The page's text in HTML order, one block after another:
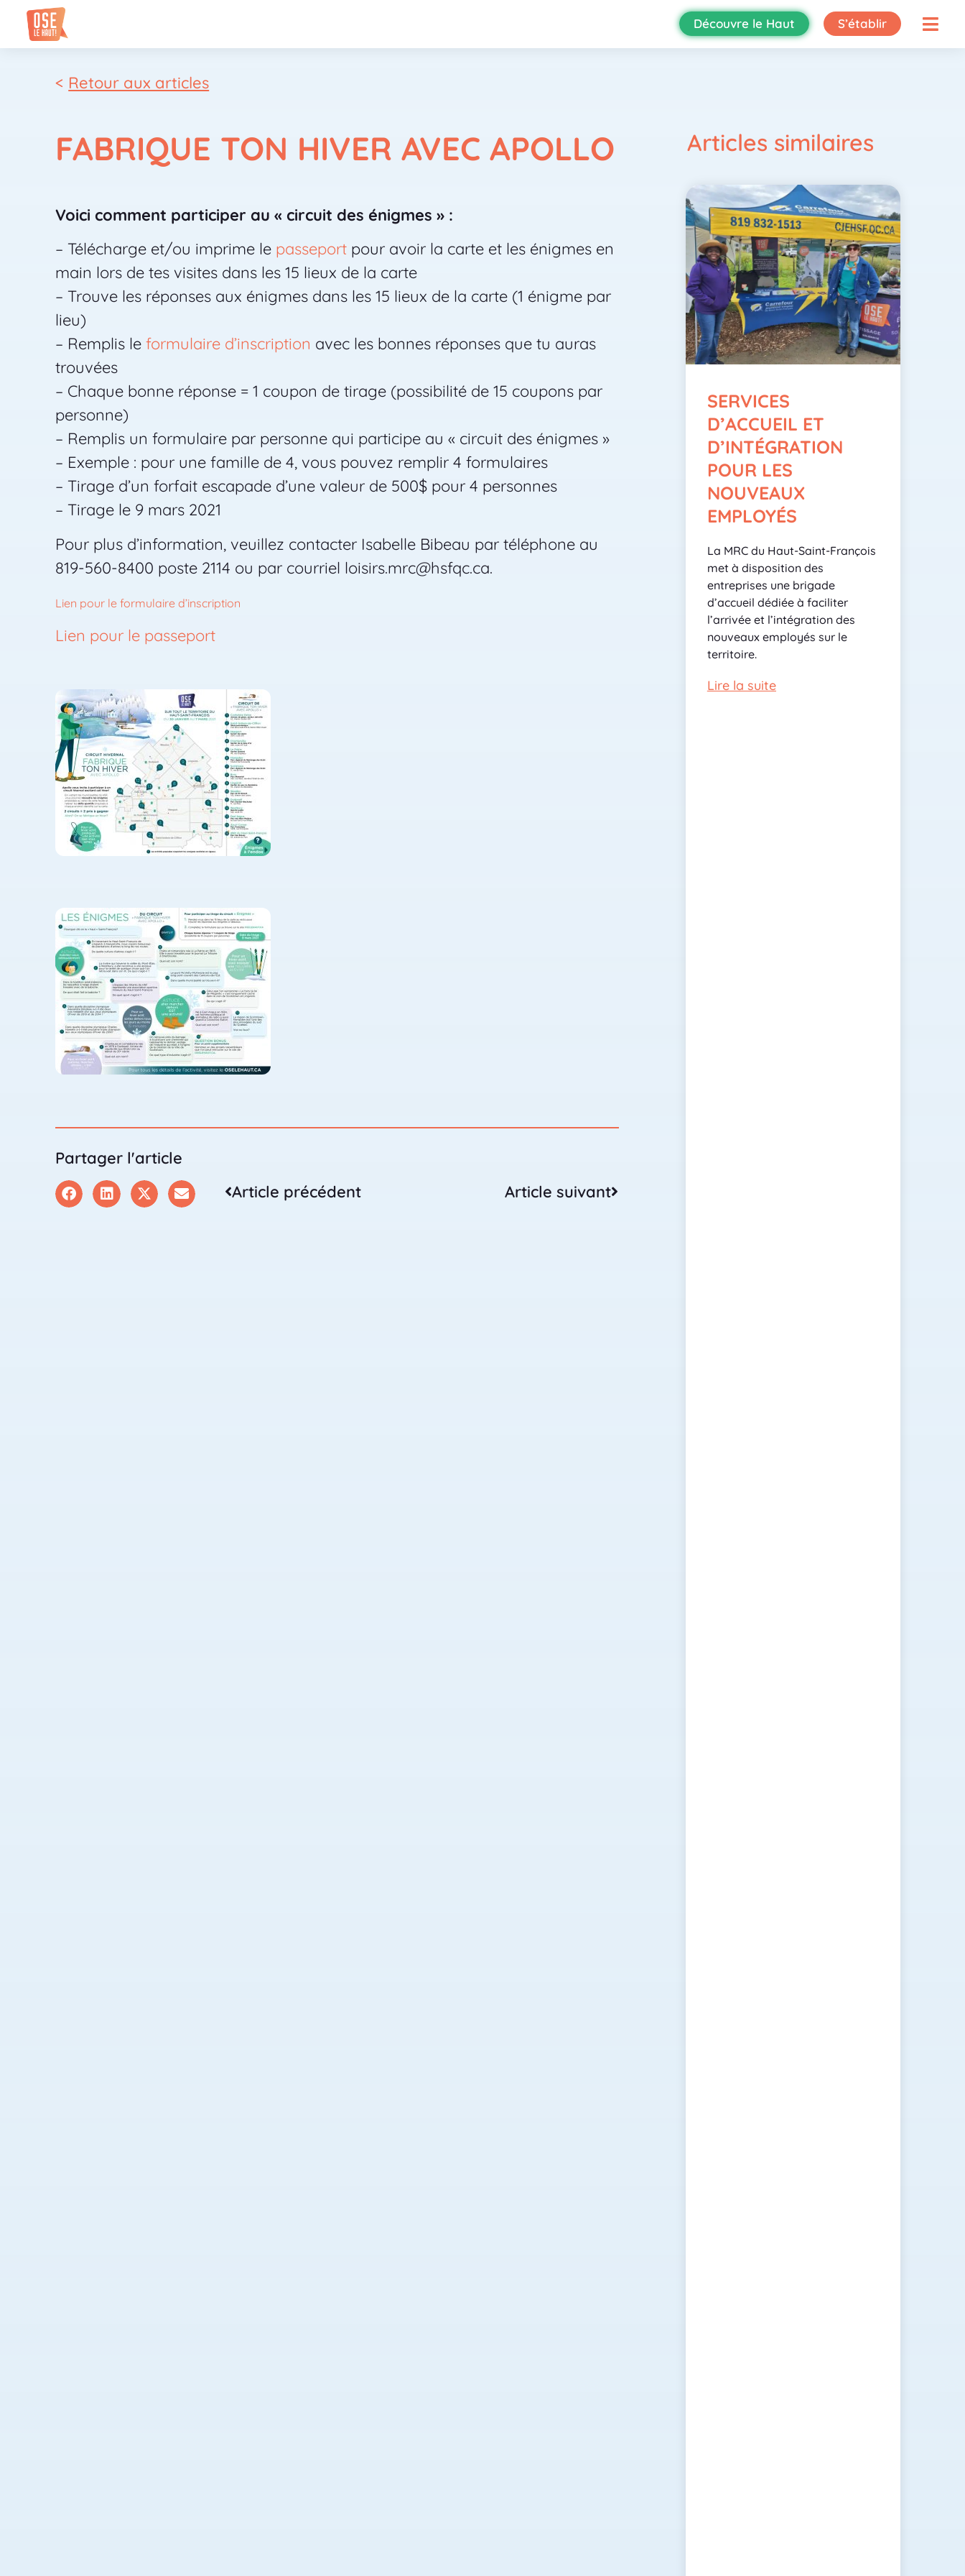
Découvre le Haut S’établir
< Retour aux articles
FABRIQUE TON HIVER AVEC APOLLO
Voici comment participer au « circuit des énigmes » :
– Télécharge et/ou imprime le passeport pour avoir la carte et les énigmes en
main lors de tes visites dans les 15 lieux de la carte
– Trouve les réponses aux énigmes dans les 15 lieux de la carte (1 énigme par
lieu)
– Remplis leformulaire d’inscription avec les bonnes réponses que tu auras
trouvées
– Chaque bonne réponse = 1 coupon de tirage (possibilité de 15 coupons par
personne)
– Remplis un formulaire par personne qui participe au « circuit des énigmes »
– Exemple : pour une famille de 4, vous pouvez remplir 4 formulaires
– Tirage d’un forfait escapade d’une valeur de 500$ pour 4 personnes
– Tirage le 9 mars 2021
Pour plus d’information, veuillez contacter Isabelle Bibeau par téléphone au
819-560-8400 poste 2114 ou par courriel loisirs.mrc@hsfqc.ca.
Lien pour le formulaire d’inscription
Lien pour le passeport
Partager l'article
Article précédent
Article suivant
Articles similaires
SERVICES
D’ACCUEIL ET
D’INTÉGRATION
POUR LES
NOUVEAUX
EMPLOYÉS
La MRC du Haut-Saint-François
met à disposition des
entreprises une brigade
d’accueil dédiée à faciliter
l’arrivée et l’intégration des
nouveaux employés sur le
territoire.
Lire la suite